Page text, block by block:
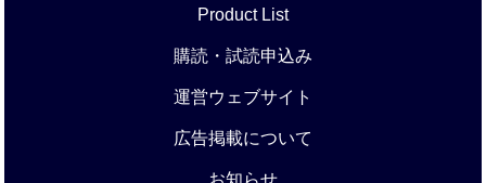
Product List
購読・試読申込み
運営ウェブサイト
広告掲載について